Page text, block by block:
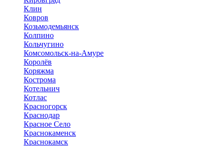
Клин
Ковров
Козьмодемьянск
Колпино
Кольчугино
Комсомольск-на-Амуре
Королёв
Коряжма
Кострома
Котельнич
Котлас
Красногорск
Краснодар
Красное Село
Краснокаменск
Краснокамск